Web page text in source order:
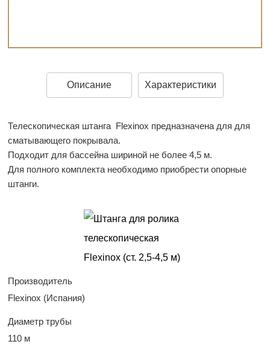
Описание Характеристики
Телескопическая штанга Flexinox предназначена для для
сматывающего покрывала.
Подходит для бассейна шириной не более 4,5 м.
Для полного комплекта необходимо приобрести опорные
штанги.
Производитель
Flexinox (Испания)
Диаметр трубы
110 м